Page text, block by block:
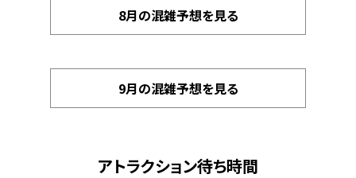
8月の混雑予想を見る
9月の混雑予想を見る
アトラクション待ち時間